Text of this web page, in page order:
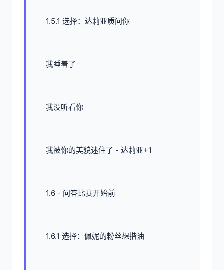
1.5.1 选择：达莉亚质问你
我睡着了
我没听看你
我被你的美貌迷住了 - 达莉亚+1
1.6 - 问答比赛开始前
1.6.1 选择：佩妮的粉丝想揩油